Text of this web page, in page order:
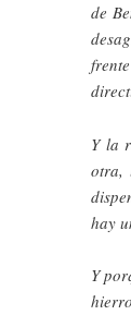
de
Y la
otra,
hay
Y